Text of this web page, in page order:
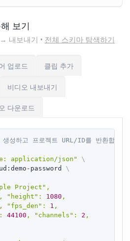
보기
내보내기 • 전체 스키마 탐색하기
업로드 클립 추가
비디오 내보내기
다운로드
성하고 프로젝트 URL/ID를 반환합니
application/json"
\
password \
Project",
, "height": 1080 ,
, "fps_den": 1 ,
44100 , "channels": 2 ,
Copy